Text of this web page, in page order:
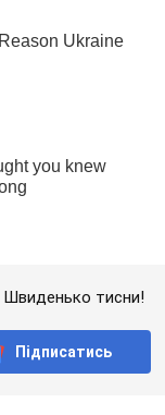
Швиденько тисни!
Підписатись